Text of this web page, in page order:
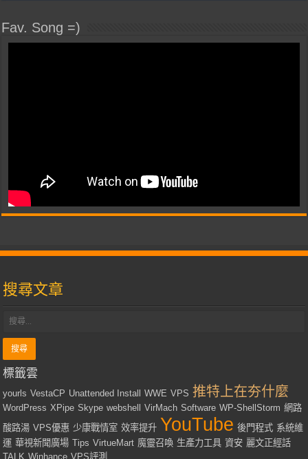
Fav. Song =)
搜尋文章
標籤雲
yourls VestaCP Unattended Install WWE VPS 推特上在夯什麼
WordPress XPipe Skype webshell VirMach Software WP-ShellStorm 網路
酸路湯 VPS優惠 少康戰情室 效率提升 YouTube 後門程式 系統維
運 華視新聞廣場 Tips VirtueMart 魔靈召喚 生產力工具 資安 麗文正經話
TALK Winhance VPS評測